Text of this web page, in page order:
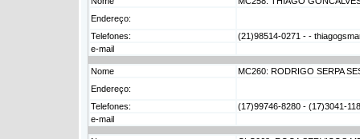
Endereço:
Telefones:
(21)98514-0271 - -
e-mail
Nome
MC260: RODRIGO SERPA
Endereço:
Telefones:
(17)99746-8280 - (17)3041-
e-mail